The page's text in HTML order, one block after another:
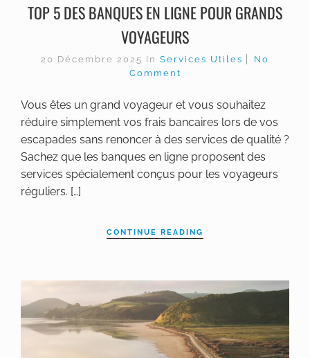
TOP 5 DES BANQUES EN LIGNE POUR GRANDS
VOYAGEURS
20 Décembre 2025 In Services Utiles
No
Comment
Vous êtes un grand voyageur et vous souhaitez
réduire simplement vos frais bancaires lors de vos
escapades sans renoncer à des services de qualité ?
Sachez que les banques en ligne proposent des
services spécialement conçus pour les voyageurs
réguliers. […]
CONTINUE READING